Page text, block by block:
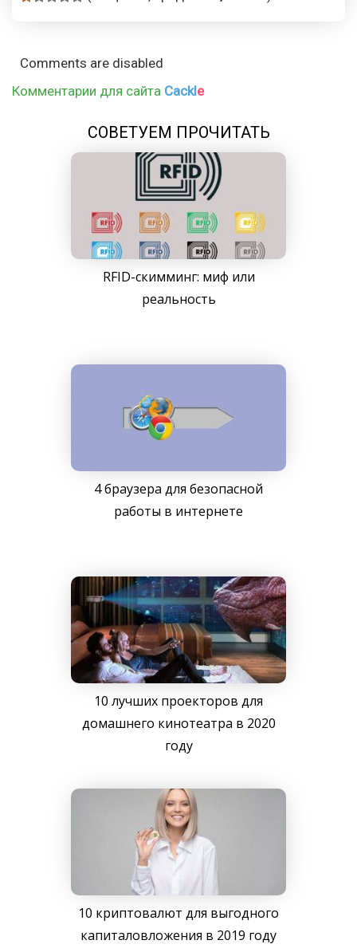
Comments are disabled
Комментарии для сайта Cackle
СОВЕТУЕМ ПРОЧИТАТЬ
RFID-скимминг: миф или
реальность
4 браузера для безопасной
работы в интернете
10 лучших проекторов для
домашнего кинотеатра в 2020
году
10 криптовалют для выгодного
капиталовложения в 2019 году